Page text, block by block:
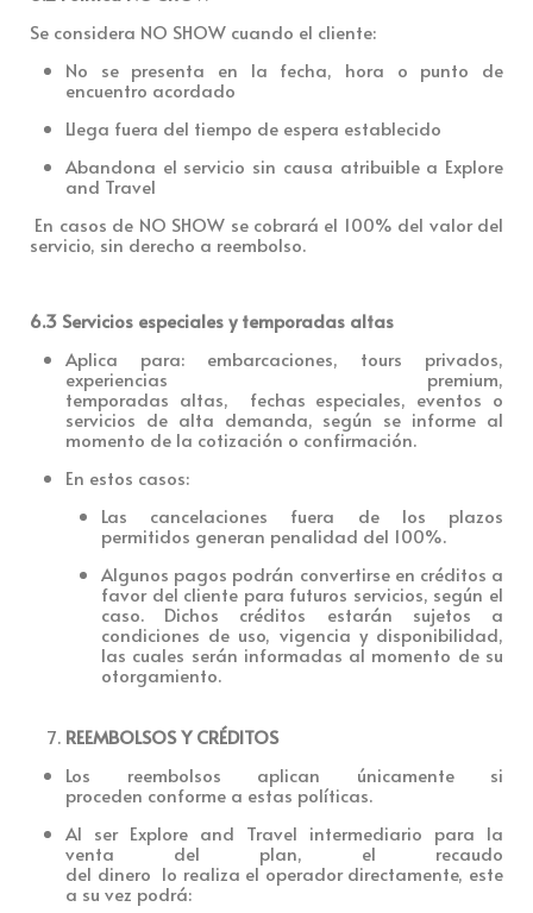
Se considera NO SHOW cuando el cliente:
No se presenta en la fecha, hora o punto de
encuentro acordado
Llega fuera del tiempo de espera establecido
Abandona el servicio sin causa atribuible a Explore
and Travel
En casos de NO SHOW se cobrará el 100% del valor del
servicio, sin derecho a reembolso.
6.3 Servicios especiales y temporadas altas
Aplica para: embarcaciones, tours privados,
experiencias premium,
temporadas altas, fechas especiales, eventos o
servicios de alta demanda, según se informe al
momento de la cotización o confirmación.
En estos casos:
Las cancelaciones fuera de los plazos
permitidos generan penalidad del 100%.
Algunos pagos podrán convertirse en créditos a
favor del cliente para futuros servicios, según el
caso. Dichos créditos estarán sujetos a
condiciones de uso, vigencia y disponibilidad,
las cuales serán informadas al momento de su
otorgamiento.
REEMBOLSOS Y CRÉDITOS
Los reembolsos aplican únicamente si
proceden conforme a estas políticas.
Al ser Explore and Travel intermediario para la
venta del plan, el recaudo
del dinero lo realiza el operador directamente, este
a su vez podrá: